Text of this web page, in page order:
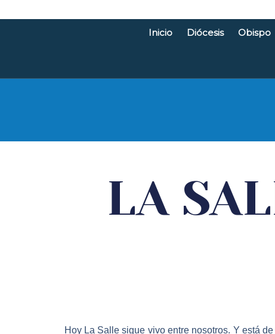
Inicio Diócesis Obispo
LA
Hoy La Salle sigue vivo entre nosotros. Y está